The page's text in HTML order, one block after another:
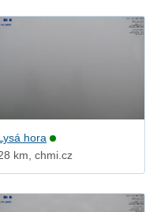
hora
km, chmi.cz